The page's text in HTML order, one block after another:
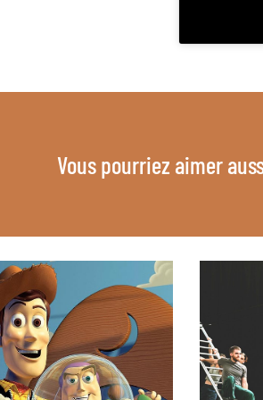
Vous pourriez aimer